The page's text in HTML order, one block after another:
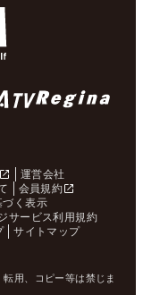
運営会社
会員規約
づく表示
サービス利用規約
サイトマップ
用、コピー等は禁じま